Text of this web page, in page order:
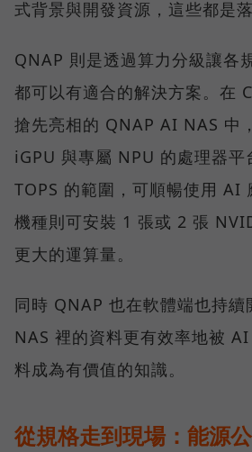
式背景與開發資源，這些都是落
QNAP 則是透過算力分級讓各
都可以有適合的解決方案。在
搶先亮相的 QNAP AI NAS 中
iGPU 與專屬 NPU 的處理器平
TOPS 的範圍，可順暢使用 AI
機種則可安裝 1 張或 2 張
更大的運算量。
同時 QNAP 也在軟體端也持續
NAS 裡的資料更有效率地被
料成為有價值的知識。
從規格走到現場：能源